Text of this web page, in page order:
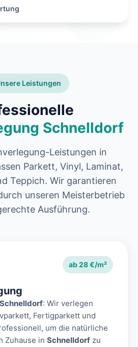
Leistungen
Schnelldorf
Leistungen in
Parkett, Vinyl, Laminat,
Teppich. Wir garantieren
unseren Meisterbetrieb
Ausführung.
ab 28 €/m²
Schnelldorf: Wir verlegen
Fertigparkett und
um die natürliche
Zuhause in Schnelldorf zu